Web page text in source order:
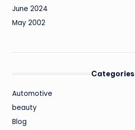
June 2024
May 2002
Categories
Automotive
beauty
Blog